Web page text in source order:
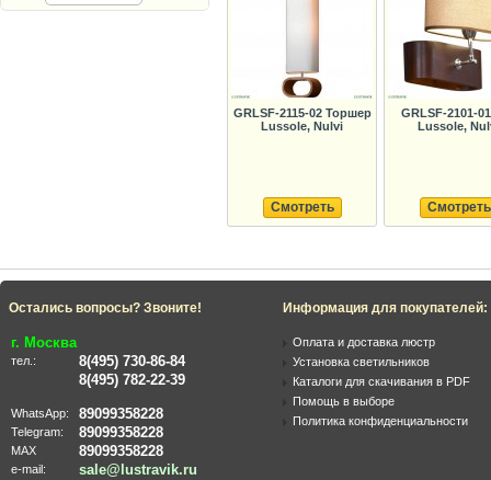
GRLSF-2115-02 Торшер
Lussole, Nulvi
Смотреть
GRLSF-2101-
Lussole,
Смотреть
Остались вопросы? Звоните!
г. Москва
тел.:
8(495) 730-86-84
8(495) 782-22-39
WhatsApp: 89099358228
Telegram: 89099358228
MAX 89099358228
e-mail: sale@lustravik.ru
Информация для покупателей:
Оплата и доставка люстр
Установка светильников
Каталоги для скачивания в PDF
Помощь в выборе
Политика конфиденциальности